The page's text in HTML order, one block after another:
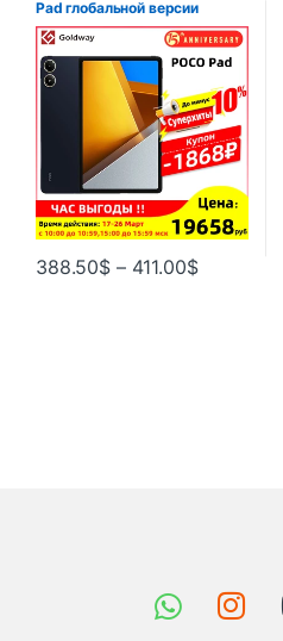
Pad глобальной версии
Snapdragon 7s Gen 2 Dolby
Atmos 12.1 “2.5K дисплей
10000mAh батареи POCO
таблетки
388.50$ – 411.00$